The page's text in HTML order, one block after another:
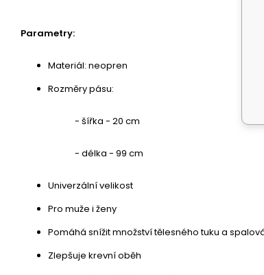
Parametry:
Materiál: neopren
Rozměry pásu:
- šířka - 20 cm
- délka - 99 cm
Univerzální velikost
Pro muže i ženy
Pomáhá snížit množství tělesného tuku a
Zlepšuje krevní oběh